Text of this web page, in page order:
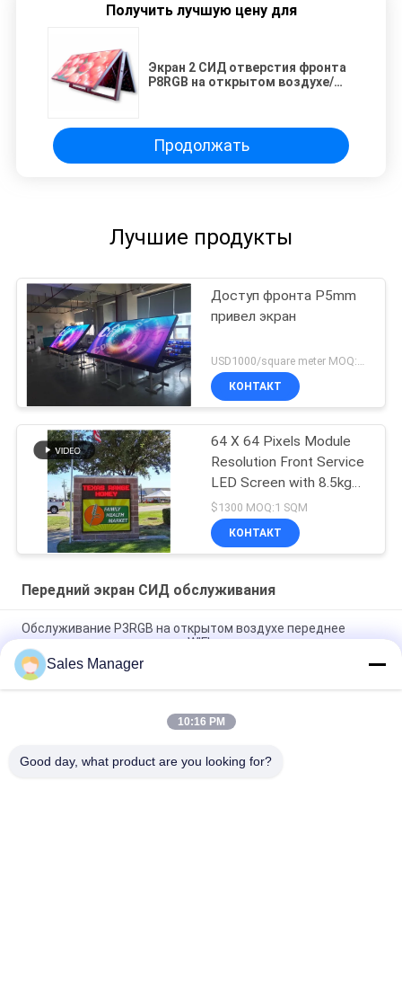
Получить лучшую цену для
Экран 2 СИД отверстия фронта
P8RGB на открытом воздухе/
Продолжать
Лучшие продукты
Доступ фронта P5mm
привел экран
USD1000/square meter MOQ:1PC
КОНТАКТ
64 X 64 Pixels Module
Resolution Front Service
LED Screen with 8.5kg
Cabinet Weight and WIFI
Program Update
$1300 MOQ:1 SQM
КОНТАКТ
Передний экран СИД обслуживания
Обслуживание P3RGB на открытом воздухе переднее
привело управление стены WIFI дисплея видео-
На открытом воздухе передний экран СИД обслуживания
IP65 для показывать сторон церков 2
На открытом воздухе двойник дисплея СИД доступа
Sales Manager
10:16 PM
Good day, what product are you looking for?